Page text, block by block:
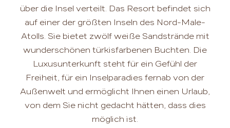
über die Insel verteilt. Das Resort befindet sich
auf einer der größten Inseln des Nord-Male-
Atolls. Sie bietet zwölf weiße Sandstrände mit
wunderschönen türkisfarbenen Buchten. Die
Luxusunterkunft steht für ein Gefühl der
Freiheit, für ein Inselparadies fernab von der
Außenwelt und ermöglicht Ihnen einen Urlaub,
von dem Sie nicht gedacht hätten, dass dies
möglich ist.